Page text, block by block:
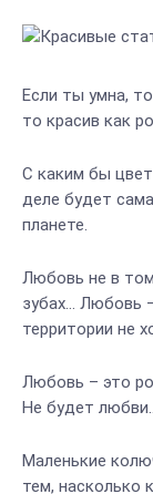
Если ты умна,
то красив как
С каким бы
деле будет
планете.
Любовь не в
зубах… Любовь
территории не
Любовь – это
Не будет
Маленькие
тем, насколько